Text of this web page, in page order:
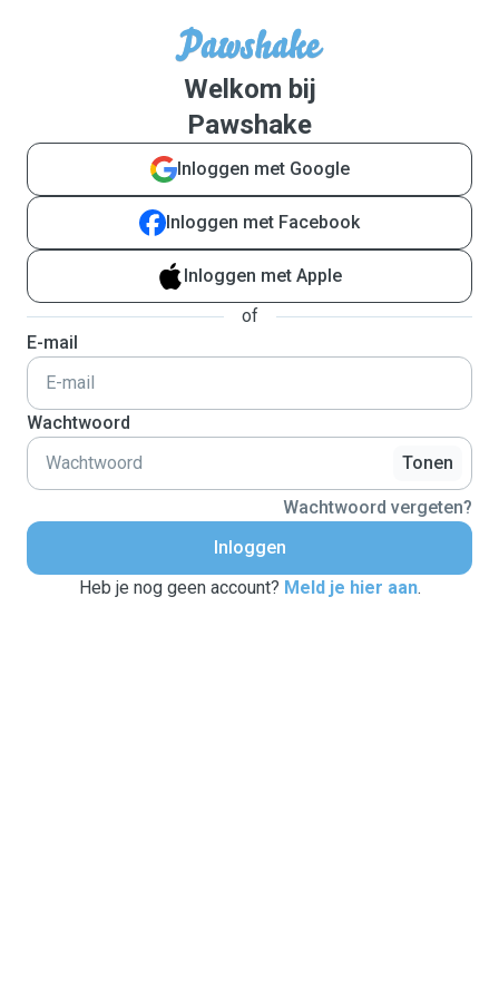
Welkom bij
Pawshake
Inloggen met Google
Inloggen met Facebook
Inloggen met Apple
of
E-mail
Wachtwoord
Tonen
Wachtwoord vergeten?
Inloggen
Heb je nog geen account? Meld je hier aan.